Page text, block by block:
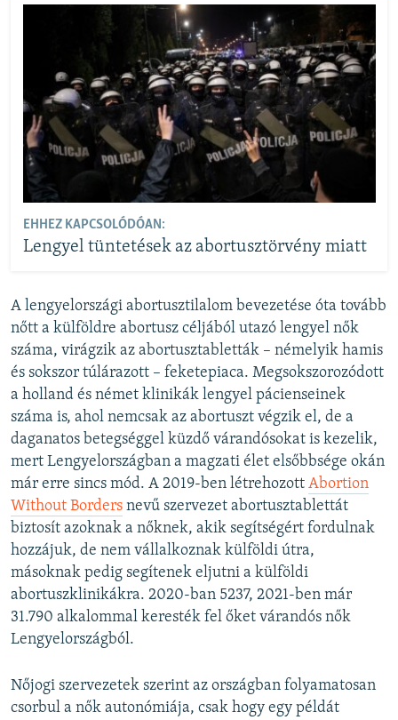
EHHEZ KAPCSOLÓDÓAN:
Lengyel tüntetések az abortusztörvény miatt
A lengyelországi abortusztilalom bevezetése óta tovább
nőtt a külföldre abortusz céljából utazó lengyel nők
száma, virágzik az abortusztabletták – némelyik hamis
és sokszor túlárazott – feketepiaca. Megsokszorozódott
a holland és német klinikák lengyel pácienseinek
száma is, ahol nemcsak az abortuszt végzik el, de a
daganatos betegséggel küzdő várandósokat is kezelik,
mert Lengyelországban a magzati élet elsőbbsége okán
már erre sincs mód. A 2019-ben létrehozott Abortion
Without Borders nevű szervezet abortusztablettát
biztosít azoknak a nőknek, akik segítségért fordulnak
hozzájuk, de nem vállalkoznak külföldi útra,
másoknak pedig segítenek eljutni a külföldi
abortuszklinikákra. 2020-ban 5237, 2021-ben már
31.790 alkalommal keresték fel őket várandós nők
Lengyelországból.
Nőjogi szervezetek szerint az országban folyamatosan
csorbul a nők autonómiája, csak hogy egy példát